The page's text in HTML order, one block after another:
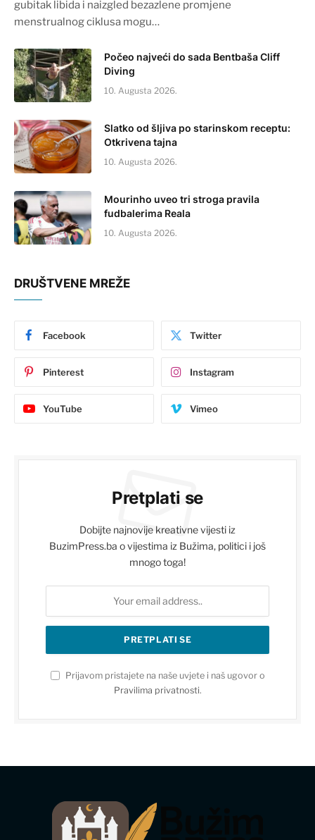
gubitak libida i naizgled bezazlene promjene
menstrualnog ciklusa mogu…
Počeo najveći do sada Bentbaša Cliff
Diving
10. Augusta 2026.
Slatko od šljiva po starinskom receptu:
Otkrivena tajna
10. Augusta 2026.
Mourinho uveo tri stroga pravila
fudbalerima Reala
10. Augusta 2026.
DRUŠTVENE MREŽE
Facebook Twitter
Pinterest Instagram
YouTube Vimeo
Pretplati se
Dobijte najnovije kreativne vijesti iz
BuzimPress.ba o vijestima iz Bužima, politici i još
mnogo toga!
Prijavom pristajete na naše uvjete i naš ugovor o
Pravilima privatnosti.